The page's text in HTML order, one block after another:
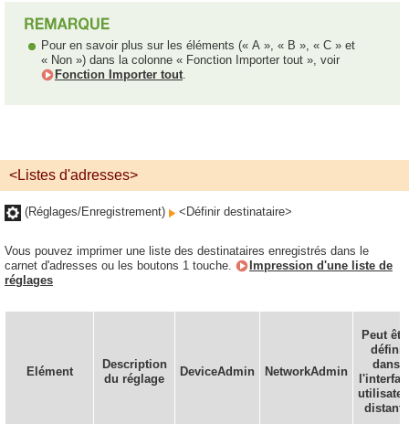
Pour en savoir plus sur les éléments (« A », « B », « C » et
« Non ») dans la colonne « Fonction Importer tout », voir
Fonction Importer tout.
<Listes d'adresses>
(Réglages/Enregistrement) <Définir destinataire>
Vous pouvez imprimer une liste des destinataires enregistrés dans le
carnet d'adresses ou les boutons 1 touche.
Impression d'une liste de
réglages
Elément
Description
du réglage
DeviceAdmin NetworkAdmin
Peut
défini
dans
distante